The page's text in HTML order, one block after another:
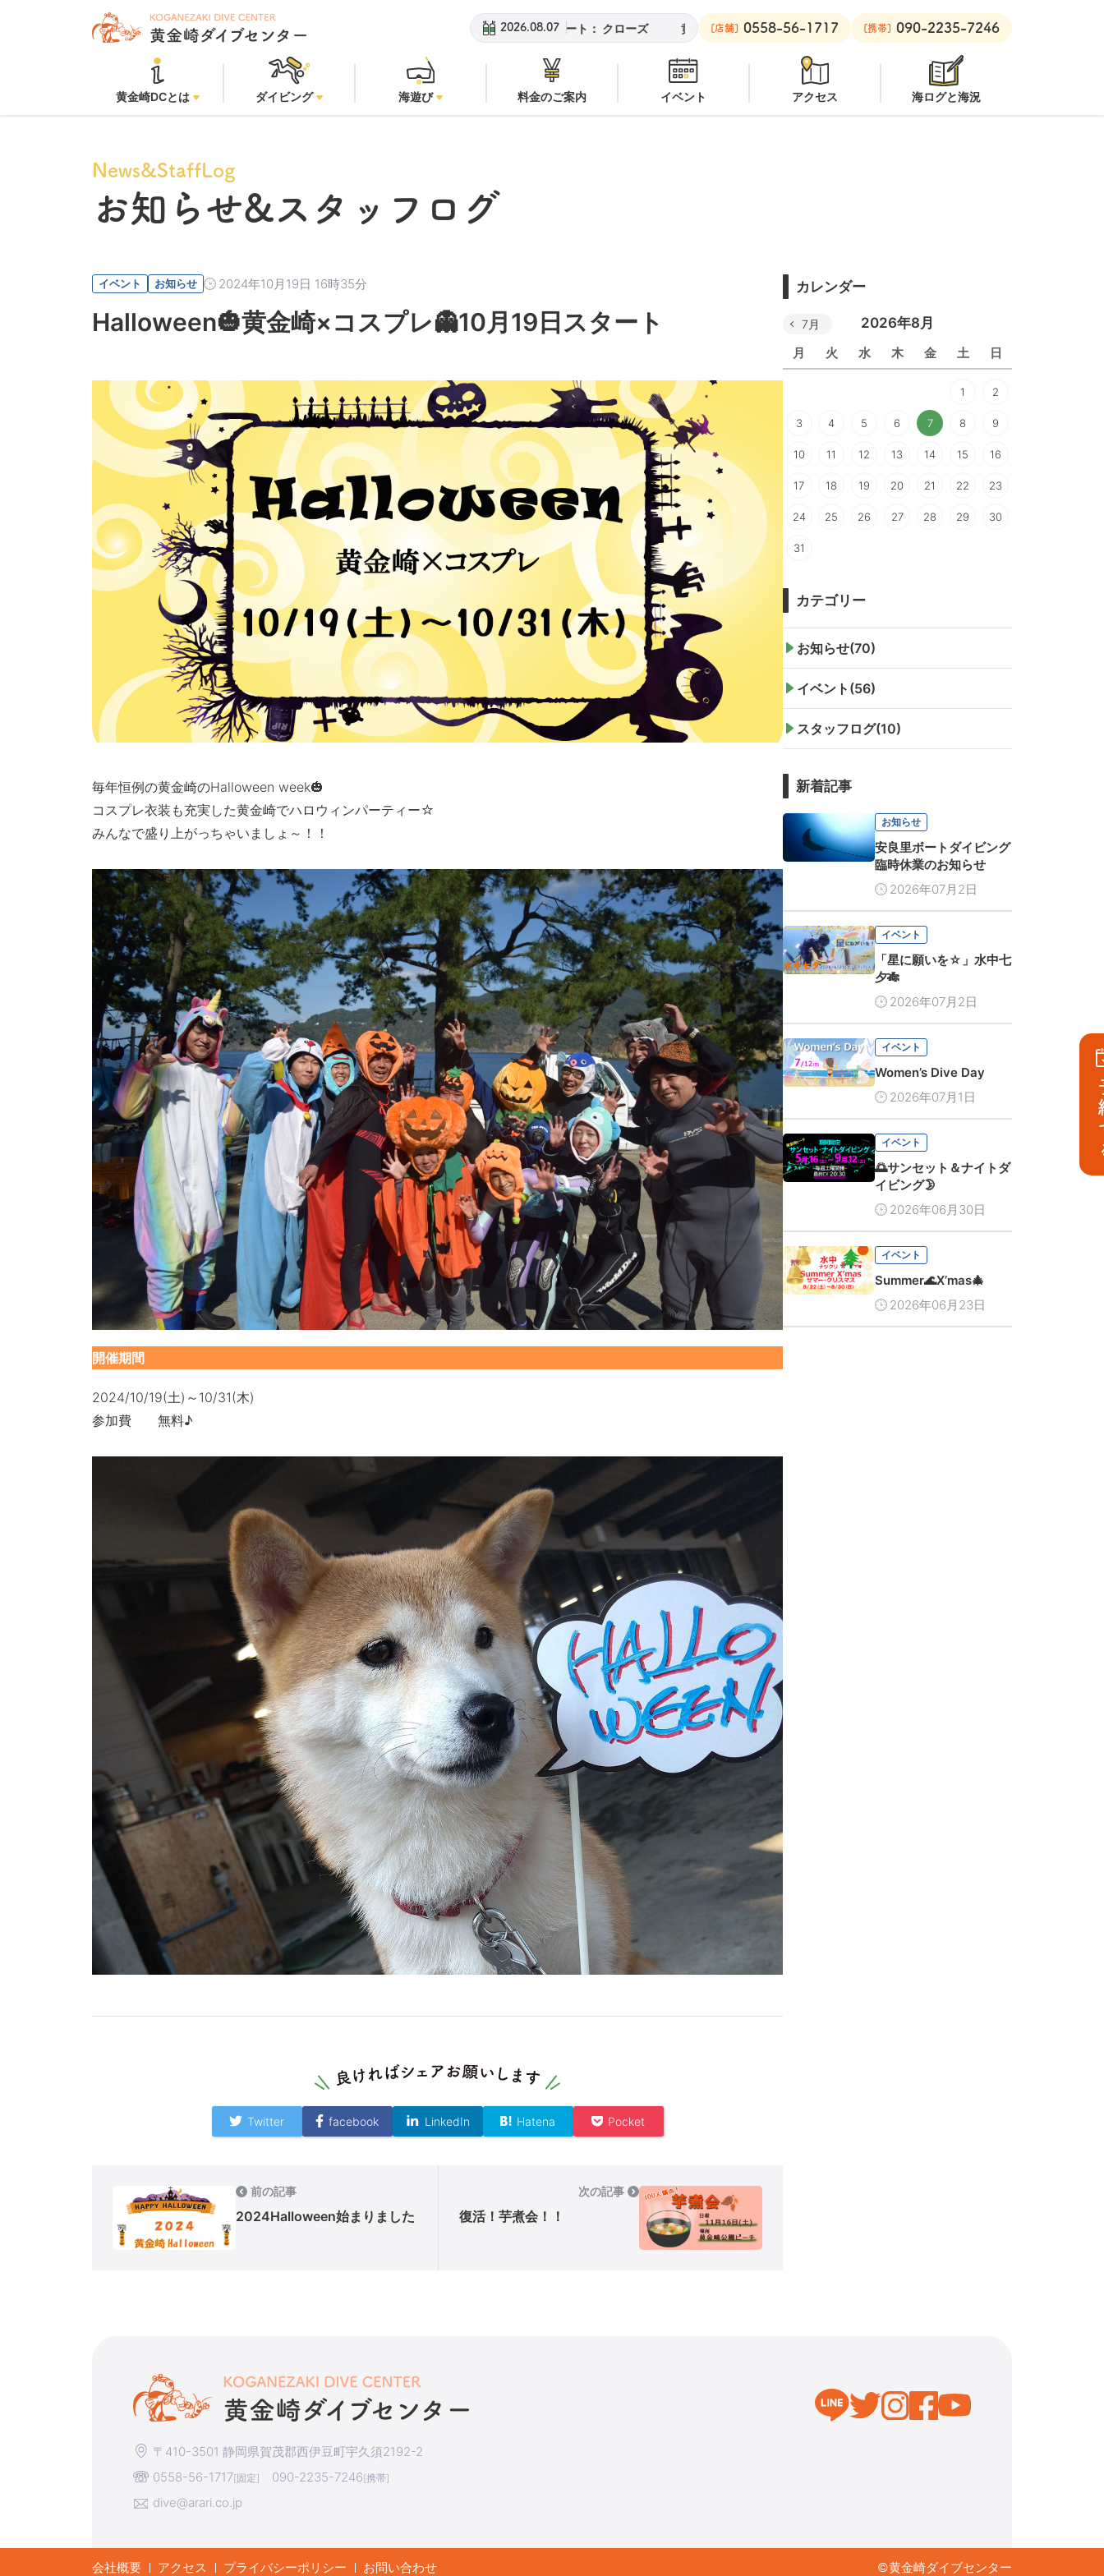
2026.08.07
安良里ボート：クローズ 黄金崎ビーチ：潜水注意 安良里ボート： クローズ
[店舗] 0558-56-1717 [携帯] 090-2235-7246
黄金崎DCとは ダイビング 海遊び 料金のご案内 イベント アクセス 海ログと海況
News&StaffLog
お知らせ&スタッフログ
イベント お知らせ 2024年10月19日 16時35分
Halloween🎃黄金崎×コスプレ👻10月19日スタート
毎年恒例の黄金崎のHalloween week🎃
コスプレ衣装も充実した黄金崎でハロウィンパーティー☆
みんなで盛り上がっちゃいましょ～！！
開催期間
2024/10/19(土)～10/31(木)
参加費 無料♪
Twitter facebook LinkedIn Hatena Pocket
前の記事
2024Halloween始まりました
次の記事
復活！芋煮会！！
カレンダー
2026年8月
月 火 水 木 金 土 日
7月
1 2
3 4 5 6 7 8 9
10 11 12 13 14 15 16
17 18 19 20 21 22 23
24 25 26 27 28 29 30
31
カテゴリー
お知らせ(70)
イベント(56)
スタッフログ(10)
新着記事
お知らせ
安良里ボートダイビング
臨時休業のお知らせ
2026年07月2日
イベント
「星に願いを☆」水中七
夕🎋
2026年07月2日
イベント
Women’s Dive Day
2026年07月1日
イベント
🌅サンセット＆ナイトダ
イビング🌛
2026年06月30日
イベント
Summer🌊X’mas🎄
2026年06月23日
〒410-3501 静岡県賀茂郡西伊豆町宇久須2192-2
0558-56-1717[固定] 090-2235-7246[携帯]
dive@arari.co.jp
会社概要 アクセス プライバシーポリシー お問い合わせ ©︎黄金崎ダイブセンター